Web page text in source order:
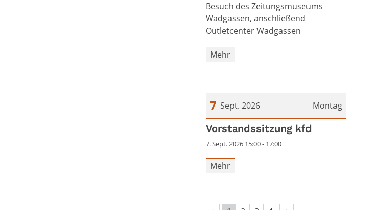
Besuch des Zeitungsmuseums
Wadgassen, anschließend
Outletcenter Wadgassen
Mehr
Montag
7 Sept. 2026
Datum: 7. September 2026
Vorstandssitzung kfd
7. Sept. 2026 15:00 - 17:00
Mehr